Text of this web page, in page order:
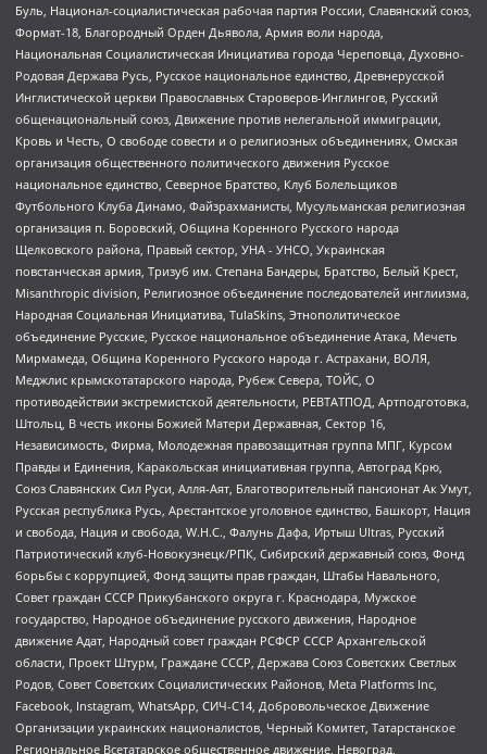
Буль, Национал-социалистическая рабочая партия России, Славянский союз,
Формат-18, Благородный Орден Дьявола, Армия воли народа,
Национальная Социалистическая Инициатива города Череповца, Духовно-
Родовая Держава Русь, Русское национальное единство, Древнерусской
Инглистической церкви Православных Староверов-Инглингов, Русский
общенациональный союз, Движение против нелегальной иммиграции,
Кровь и Честь, О свободе совести и о религиозных объединениях, Омская
организация общественного политического движения Русское
национальное единство, Северное Братство, Клуб Болельщиков
Футбольного Клуба Динамо, Файзрахманисты, Мусульманская религиозная
организация п. Боровский, Община Коренного Русского народа
Щелковского района, Правый сектор, УНА - УНСО, Украинская
повстанческая армия, Тризуб им. Степана Бандеры, Братство, Белый Крест,
Misanthropic division, Религиозное объединение последователей инглиизма,
Народная Социальная Инициатива, TulaSkins, Этнополитическое
объединение Русские, Русское национальное объединение Атака, Мечеть
Мирмамеда, Община Коренного Русского народа г. Астрахани, ВОЛЯ,
Меджлис крымскотатарского народа, Рубеж Севера, ТОЙС, О
противодействии экстремистской деятельности, РЕВТАТПОД, Артподготовка,
Штольц, В честь иконы Божией Матери Державная, Сектор 16,
Независимость, Фирма, Молодежная правозащитная группа МПГ, Курсом
Правды и Единения, Каракольская инициативная группа, Автоград Крю,
Союз Славянских Сил Руси, Алля-Аят, Благотворительный пансионат Ак Умут,
Русская республика Русь, Арестантское уголовное единство, Башкорт, Нация
и свобода, Нация и свобода, W.H.С., Фалунь Дафа, Иртыш Ultras, Русский
Патриотический клуб-Новокузнецк/РПК, Сибирский державный союз, Фонд
борьбы с коррупцией, Фонд защиты прав граждан, Штабы Навального,
Совет граждан СССР Прикубанского округа г. Краснодара, Мужское
государство, Народное объединение русского движения, Народное
движение Адат, Народный совет граждан РСФСР СССР Архангельской
области, Проект Штурм, Граждане СССР, Держава Союз Советских Светлых
Родов, Совет Советских Социалистических Районов, Meta Platforms Inc,
Facebook, Instagram, WhatsApp, СИЧ-С14, Добровольческое Движение
Организации украинских националистов, Черный Комитет, Татарстанское
Региональное Всетатарское общественное движение, Невоград,